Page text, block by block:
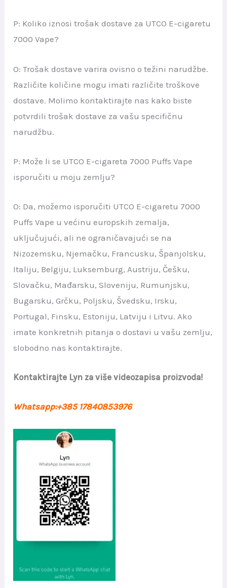
P: Koliko iznosi trošak dostave za UTCO E-cigaretu
7000 Vape?
O: Trošak dostave varira ovisno o težini narudžbe.
Različite količine mogu imati različite troškove
dostave. Molimo kontaktirajte nas kako biste
potvrdili trošak dostave za vašu specifičnu
narudžbu.
P: Može li se UTCO E-cigareta 7000 Puffs Vape
isporučiti u moju zemlju?
O: Da, možemo isporučiti UTCO E-cigaretu 7000
Puffs Vape u većinu europskih zemalja,
uključujući, ali ne ograničavajući se na
Nizozemsku, Njemačku, Francusku, Španjolsku,
Italiju, Belgiju, Luksemburg, Austriju, Češku,
Slovačku, Mađarsku, Sloveniju, Rumunjsku,
Bugarsku, Grčku, Poljsku, Švedsku, Irsku,
Portugal, Finsku, Estoniju, Latviju i Litvu. Ako
imate konkretnih pitanja o dostavi u vašu zemlju,
slobodno nas kontaktirajte.
Kontaktirajte Lyn za više videozapisa proizvoda!
Whatsapp:+385 17840853976